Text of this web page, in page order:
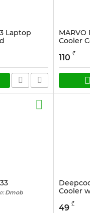
Laptop
MARVO
Cooler
110 ₾
Dmob
Cooler
LED Fan
49 ₾